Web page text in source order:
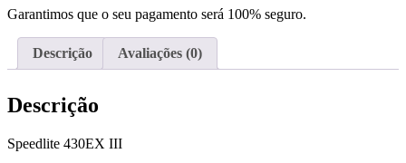
Garantimos que o seu pagamento será 100% seguro.
Descrição Avaliações (0)
Descrição
Speedlite 430EX III